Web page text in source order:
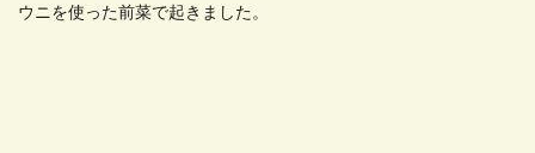
ウニを使った前菜で起きました。